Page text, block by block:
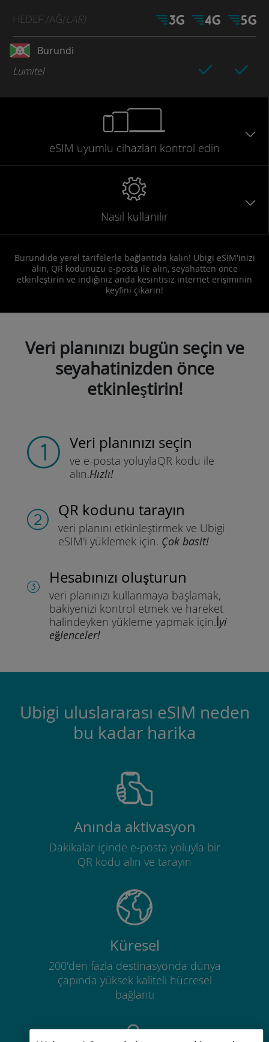
HEDEF /AĞ(LAR)
Burundi
Lumitel
eSIM uyumlu cihazları kontrol edin
Nasıl kullanılır
Burundide yerel tarifelerle bağlantıda kalın! Ubigi eSIM'inizi
alın, QR kodunuzu e-posta ile alın, seyahatten önce
etkinleştirin ve indiğiniz anda kesintisiz internet erişiminin
keyfini çıkarın!
Veri planınızı bugün seçin ve
seyahatinizden önce
etkinleştirin!
Veri planınızı seçin
ve e-posta yoluylaQR kodu ile
alın.Hızlı!
QR kodunu tarayın
veri planını etkinleştirmek ve Ubigi
eSIM'i yüklemek için. Çok basit!
Hesabınızı oluşturun
veri planınızı kullanmaya başlamak,
bakiyenizi kontrol etmek ve hareket
halindeyken yükleme yapmak için.İyi
eğlenceler!
Ubigi uluslararası eSIM neden
bu kadar harika
Anında aktivasyon
Dakikalar içinde e-posta yoluyla bir
QR kodu alın ve tarayın
Küresel
200'den fazla destinasyonda dünya
çapında yüksek kaliteli hücresel
bağlantı